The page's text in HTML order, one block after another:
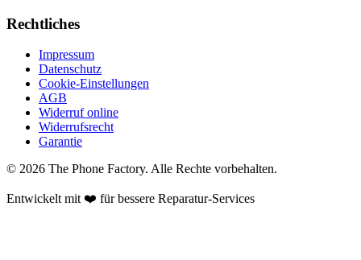
Rechtliches
Impressum
Datenschutz
Cookie-Einstellungen
AGB
Widerruf online
Widerrufsrecht
Garantie
© 2026 The Phone Factory. Alle Rechte vorbehalten.
Entwickelt mit ❤️ für bessere Reparatur-Services